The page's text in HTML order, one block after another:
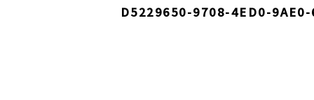
D5229650-9708-4ED0-